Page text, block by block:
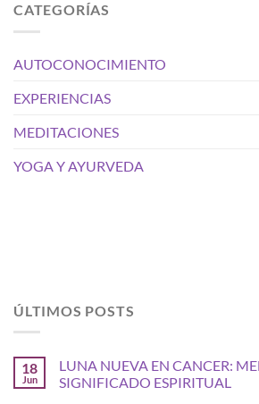
CATEGORÍAS
AUTOCONOCIMIENTO
EXPERIENCIAS
MEDITACIONES
YOGA Y AYURVEDA
ÚLTIMOS POSTS
18
Jun
LUNA NUEVA EN CANCER:
SIGNIFICADO ESPIRITUAL